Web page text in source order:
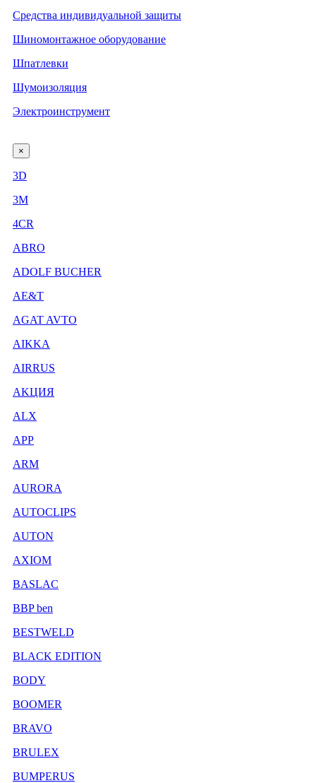
Средства индивидуальной защиты
Шиномонтажное оборудование
Шпатлевки
Шумоизоляция
Электроинструмент
×
3D
3М
4CR
ABRO
ADOLF BUCHER
AE&T
AGAT AVTO
AIKKA
AIRRUS
AKЦИЯ
ALX
APP
ARM
AURORA
AUTOCLIPS
AUTON
AXIOM
BASLAC
BBP ben
BESTWELD
BLACK EDITION
BODY
BOOMER
BRAVO
BRULEX
BUMPERUS